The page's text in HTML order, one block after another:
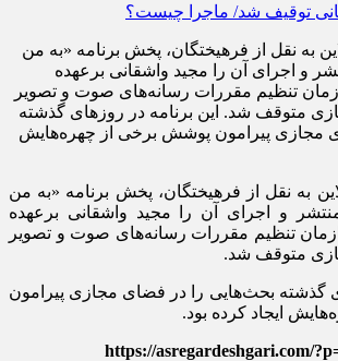
به نقل از فرهیختگان، پخش برنامه «به من
و اجرای آن را مجید واشقانی برعهده
تنظیم مقررات رسانه‌های صوت و تصویر
متوقف شد. این برنامه در روز‌های گذشته
مجازی پیرامون پوشش برخی از چهره‌هایش
به نقل از فرهیختگان، پخش برنامه «به من
و اجرای آن را مجید واشقانی برعهده
تنظیم مقررات رسانه‌های صوت و تصویر
متوقف شد.
گذشته بحث‌هایی را در فضای مجازی پیرامون
ایجاد کرده بود.
https://asregardeshgari.com/